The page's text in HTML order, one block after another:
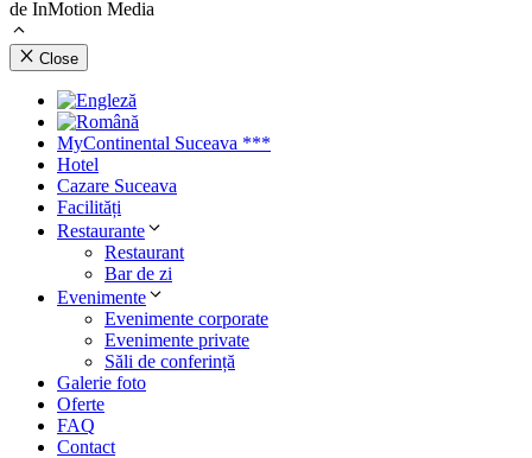
de InMotion Media
Close
MyContinental Suceava ***
Hotel
Cazare Suceava
Facilități
Restaurante
Restaurant
Bar de zi
Evenimente
Evenimente corporate
Evenimente private
Săli de conferință
Galerie foto
Oferte
FAQ
Contact